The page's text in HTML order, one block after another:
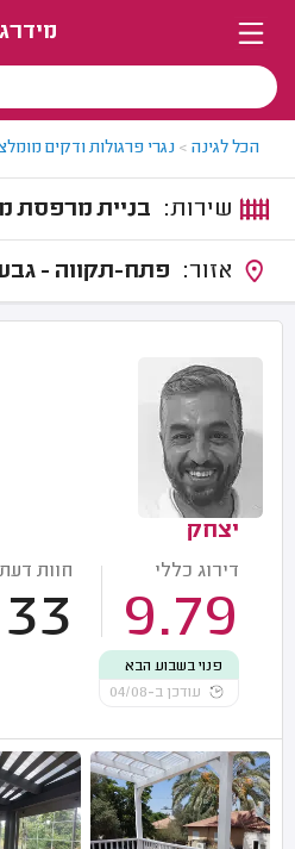
מידרג
הכל לגינה > נגרי פרגולות ודקים
בניית מרפסת
פתח-תקווה -
יצחק
דירוג כללי
9.79
חוות דעת
33
פנוי בשבוע הבא
עודכן ב-04/08